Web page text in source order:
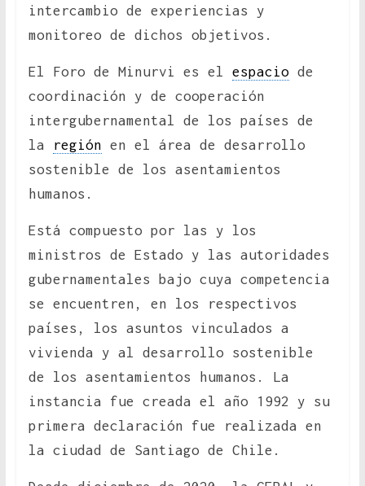
intercambio de experiencias y
monitoreo de dichos objetivos.
El Foro de Minurvi es el espaciode
coordinación y de cooperación
intergubernamental de los países de
la
región en el área de desarrollo
sostenible de los asentamientos
humanos.
Está compuesto por las y los
ministros de Estado y las autoridades
gubernamentales bajo cuya competencia
se encuentren, en los respectivos
países, los asuntos vinculados a
vivienda y al desarrollo sostenible
de los asentamientos humanos. La
instancia fue creada el año 1992 y su
primera declaración fue realizada en
la ciudad de Santiago de Chile.